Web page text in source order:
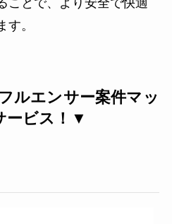
。
ルエンサー案件マッ
ービス！▼